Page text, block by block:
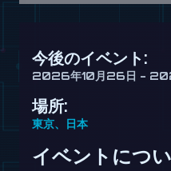
今後のイベント:
2026年10月26日 -
場所:
東京、日本
イベントにつ